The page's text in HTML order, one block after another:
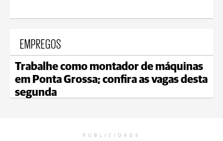
EMPREGOS
Trabalhe como montador de máquinas
em Ponta Grossa; confira as vagas desta
segunda
PUBLICIDADE